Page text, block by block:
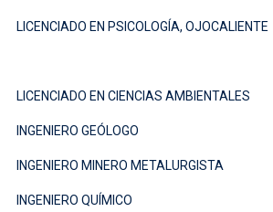
LICENCIADO EN PSICOLOGÍA, OJOCALIENTE
LICENCIADO EN CIENCIAS AMBIENTALES
INGENIERO GEÓLOGO
INGENIERO MINERO METALURGISTA
INGENIERO QUÍMICO